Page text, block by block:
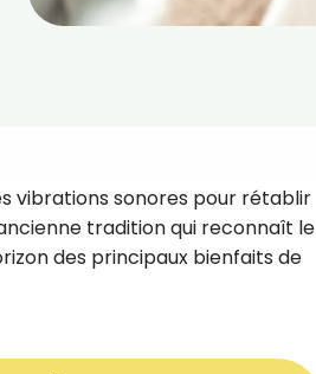
vibrations sonores pour rétablir
tradition qui reconnaît le
des principaux bienfaits de